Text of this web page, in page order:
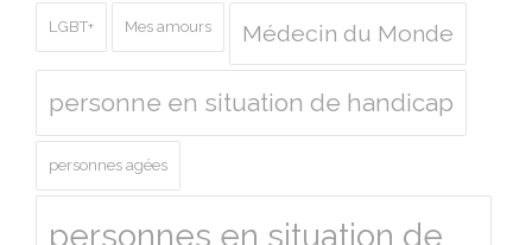
LGBT+ Mes amours Médecin du Monde
personne en situation de handicap
personnes agées
personnes en situation de